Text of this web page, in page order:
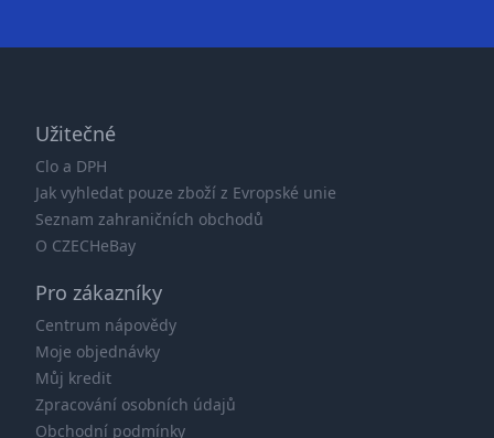
Užitečné
Clo a DPH
Jak vyhledat pouze zboží z Evropské unie
Seznam zahraničních obchodů
O CZECHeBay
Pro zákazníky
Centrum nápovědy
Moje objednávky
Můj kredit
Zpracování osobních údajů
Obchodní podmínky